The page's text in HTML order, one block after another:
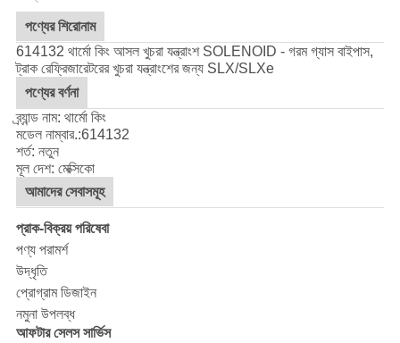
পণ্যের শিরোনাম
614132 থার্মো কিং আসল খুচরা যন্ত্রাংশ SOLENOID - গরম গ্যাস বাইপাস,
ট্রাক রেফ্রিজারেটরের খুচরা যন্ত্রাংশের জন্য SLX/SLXe
পণ্যের বর্ণনা
ব্র্যান্ড নাম: থার্মো কিং
মডেল নাম্বার.:614132
শর্ত: নতুন
মূল দেশ: মেক্সিকো
আমাদের সেবাসমূহ
প্রাক-বিক্রয় পরিষেবা
পণ্য পরামর্শ
উদ্ধৃতি
প্রোগ্রাম ডিজাইন
নমুনা উপলব্ধ
আফটার সেলস সার্ভিস